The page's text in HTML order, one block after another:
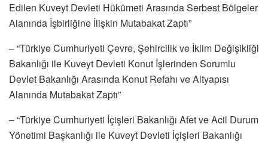
Edilen Kuveyt Devleti Hükümeti Arasında Serbest Bölgeler
Alanında İşbirliğine İlişkin Mutabakat Zaptı”
– “Türkiye Cumhuriyeti Çevre, Şehircilik ve İklim Değişikliği
Bakanlığı ile Kuveyt Devleti Konut İşlerinden Sorumlu
Devlet Bakanlığı Arasında Konut Refahı ve Altyapısı
Alanında Mutabakat Zaptı”
– “Türkiye Cumhuriyeti İçişleri Bakanlığı Afet ve Acil Durum
Yönetimi Başkanlığı ile Kuveyt Devleti İçişleri Bakanlığı